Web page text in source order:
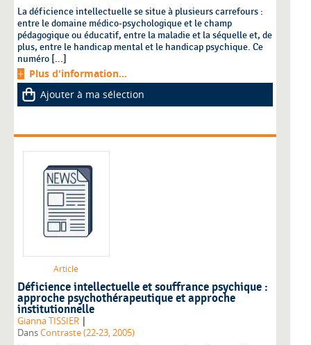
La déficience intellectuelle se situe à plusieurs carrefours :
entre le domaine médico-psychologique et le champ
pédagogique ou éducatif, entre la maladie et la séquelle et, de
plus, entre le handicap mental et le handicap psychique. Ce
numéro [...]
Plus d'information...
Ajouter à ma sélection
Article
Déficience intellectuelle et souffrance psychique :
approche psychothérapeutique et approche
institutionnelle
Gianna TISSIER |
DansContraste (22-23, 2005)